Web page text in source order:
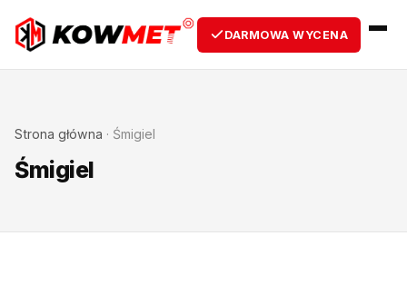
DARMOWA WYCENA
Strona główna · Śmigiel
Śmigiel